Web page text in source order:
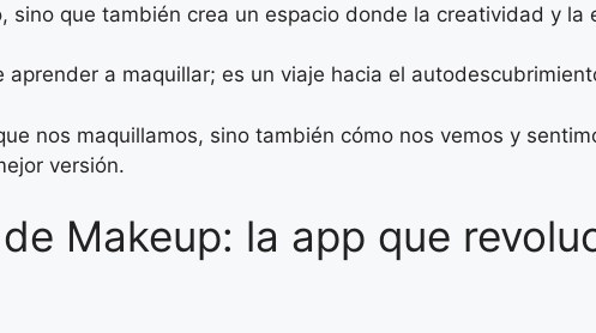
que también crea un espacio donde la creatividad y la
a maquillar; es un viaje hacia el
nos maquillamos, sino también cómo nos vemos y
versión.
Makeup: la app que